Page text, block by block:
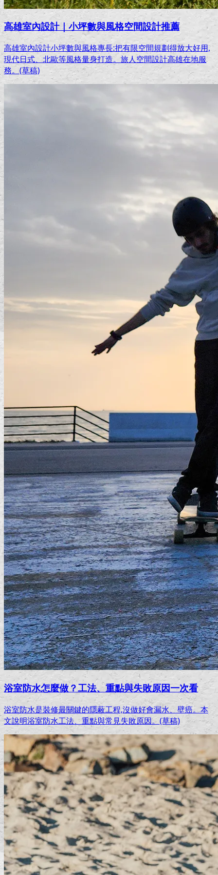
高雄室內設計｜小坪數與風格空間設計推薦
高雄室內設計小坪數與風格專長:把有限空間規劃得放大好用,
現代日式、北歐等風格量身打造。旅人空間設計高雄在地服
務。(草稿)
浴室防水怎麼做？工法、重點與失敗原因一次看
浴室防水是裝修最關鍵的隱蔽工程,沒做好會漏水、壁癌。本
文說明浴室防水工法、重點與常見失敗原因。(草稿)